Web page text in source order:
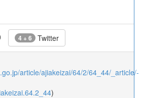
4 + 6 Twitter
article/ajiakeizai/64/2/64_44/_article/-
)